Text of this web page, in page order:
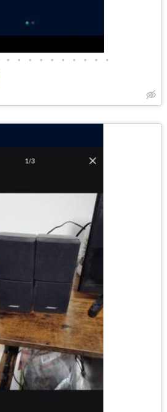
• • • • • • • • • •